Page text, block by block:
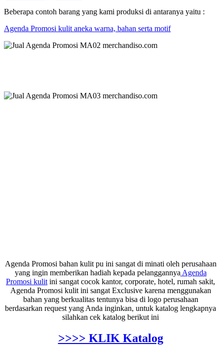
Beberapa contoh barang yang kami produksi di antaranya yaitu :
Agenda Promosi kulit aneka warna, bahan serta motif
Agenda Promosi bahan kulit pu ini sangat di minati oleh perusahaan
yang ingin memberikan hadiah kepada pelanggannya Agenda
Promosi kulit ini sangat cocok kantor, corporate, hotel, rumah sakit,
Agenda Promosi kulit ini sangat Exclusive karena menggunakan
bahan yang berkualitas tentunya bisa di logo perusahaan
berdasarkan request yang Anda inginkan, untuk katalog lengkapnya
silahkan cek katalog berikut ini
>>>> KLIK Katalog